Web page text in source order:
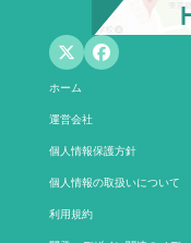
ホーム
運営会社
個人情報保護方針
個人情報の取扱いについて
利用規約